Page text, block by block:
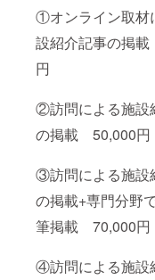
①オンライン取材
設紹介記事の掲
円
②訪問による施設
の掲載 50,000円
③訪問による施設
の掲載+専門分野
筆掲載 70,000円
④訪問による施設